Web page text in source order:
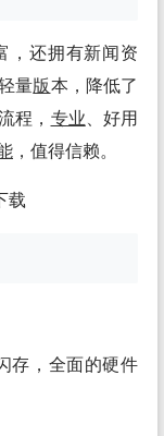
，还拥有新闻资
量版本，降低了
程， 专业 、好用
，值得信赖。
存，全面的硬件